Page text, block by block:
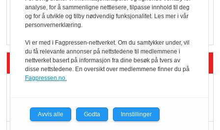
Vokser med ferdigmat
i dagligvare
Siste artikler - Butikk i praksis
analyse, for å sammenligne nettlesere, tilpasse innhold til deg
og for å utvikle og tilby nødvendig funksjonalitet. Les mer i vår
personvernerklæring.
Vi er med i Fagpressen-nettverket. Om du samtykker under, vil
du få relevante annonser på nettstedene til medlemmene i
nettverket basert på informasjon fra dine besøk på tvers av
disse nettstedene. En oversikt over medlemmene finner du på
Fagpressen.no.
Avvis alle Godta Innstillinger